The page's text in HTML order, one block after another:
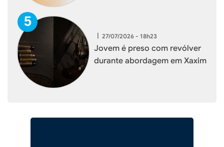
| 27/07/2026 - 18h23
Jovem é preso com revólver
durante abordagem em Xaxim